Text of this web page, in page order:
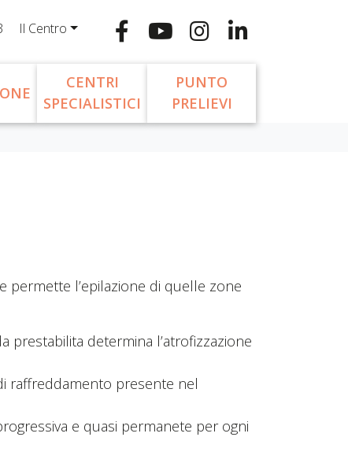
Il Centro
CENTRI
SPECIALISTICI
PUNTO
PRELIEVI
permette l’epilazione di quelle zone
prestabilita determina l’atrofizzazione
raffreddamento presente nel
e quasi permanete per ogni